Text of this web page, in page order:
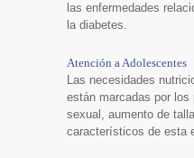
las enfermedades
la diabetes.
Atención a Adolescentes
Las necesidades
están marcadas por los
sexual, aumento de
característicos de esta